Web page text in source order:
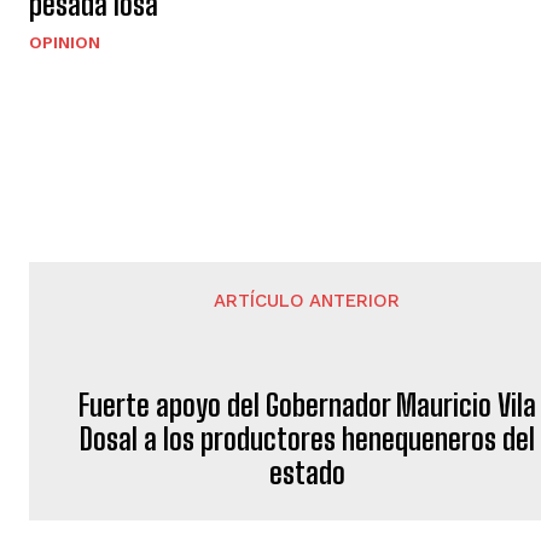
OPINION
ARTÍCULO ANTERIOR
Fuerte apoyo del Gobernador Mauricio Vila